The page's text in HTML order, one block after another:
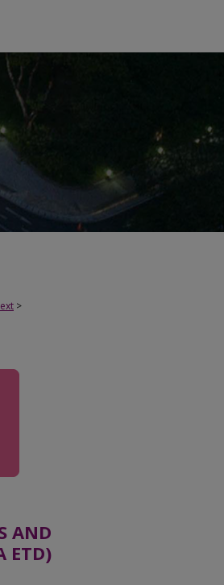
>
AND
ETD)